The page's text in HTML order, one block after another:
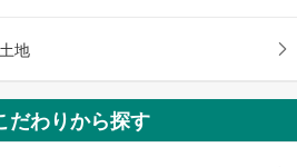
地
だわりから探す